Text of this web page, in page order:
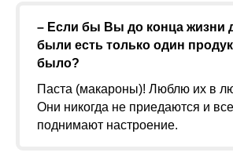
– Если бы Вы до конца жизни
были есть только один
было?
Паста (макароны)! Люблю их в
Они никогда не приедаются и
поднимают настроение.